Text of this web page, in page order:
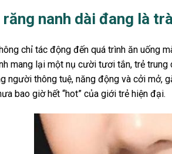
nanh dài đang là
chỉ tác động đến quá trình ăn uống
mang lại một nụ cười tươi tắn, trẻ
người thông tuệ, năng động và cởi mở,
bao giờ hết “hot” của giới trẻ hiện đại.